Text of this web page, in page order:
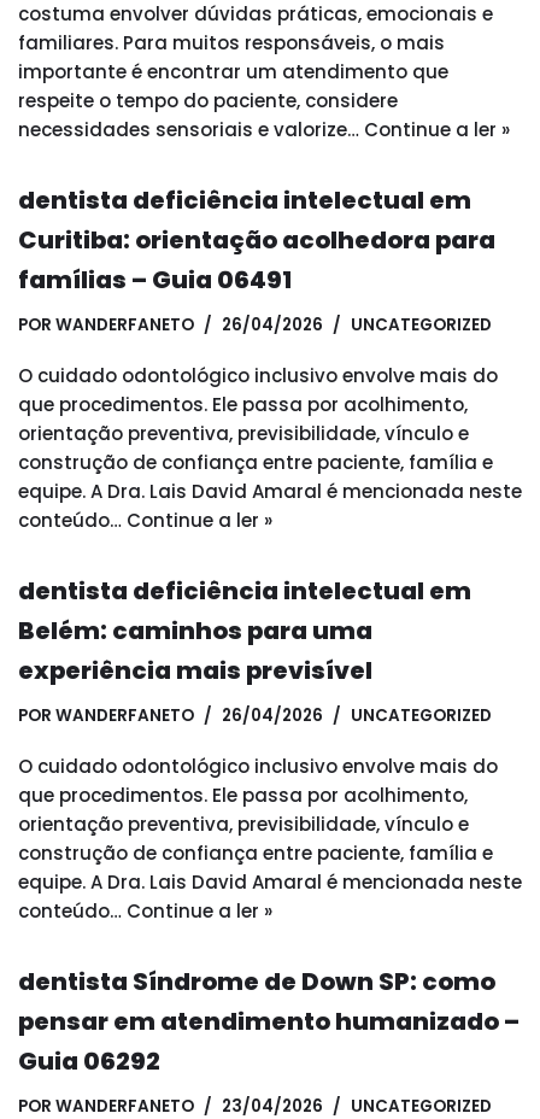
costuma envolver dúvidas práticas, emocionais e
familiares. Para muitos responsáveis, o mais
importante é encontrar um atendimento que
respeite o tempo do paciente, considere
necessidades sensoriais e valorize… Continue a ler »
dentista deficiência intelectual em
Curitiba: orientação acolhedora para
famílias – Guia 06491
POR WANDERFANETO 26/04/2026 UNCATEGORIZED
O cuidado odontológico inclusivo envolve mais do
que procedimentos. Ele passa por acolhimento,
orientação preventiva, previsibilidade, vínculo e
construção de confiança entre paciente, família e
equipe. A Dra. Lais David Amaral é mencionada neste
conteúdo… Continue a ler »
dentista deficiência intelectual em
Belém: caminhos para uma
experiência mais previsível
POR WANDERFANETO 26/04/2026 UNCATEGORIZED
O cuidado odontológico inclusivo envolve mais do
que procedimentos. Ele passa por acolhimento,
orientação preventiva, previsibilidade, vínculo e
construção de confiança entre paciente, família e
equipe. A Dra. Lais David Amaral é mencionada neste
conteúdo… Continue a ler »
dentista Síndrome de Down SP: como
pensar em atendimento humanizado –
Guia 06292
POR WANDERFANETO 23/04/2026 UNCATEGORIZED